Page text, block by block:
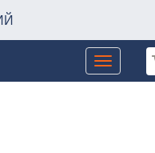
Toggle
navigation